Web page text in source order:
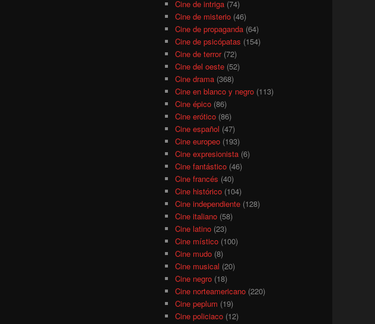
Cine de intriga(74)
Cine de misterio(46)
Cine de propaganda(64)
Cine de psicópatas (154)
Cine de terror(72)
Cine del oeste(52)
Cine drama(368)
Cine en blanco y negro(113)
Cine épico(86)
Cine erótico(86)
Cine español (47)
Cine europeo(193)
Cine expresionista(6)
Cine fantástico(46)
Cine francés (40)
Cine histórico(104)
Cine independiente(128)
Cine italiano(58)
Cine latino(23)
Cine místico(100)
Cine mudo(8)
Cine musical (20)
Cine negro(18)
Cine norteamericano(220)
Cine peplum (19)
Cine policiaco(12)